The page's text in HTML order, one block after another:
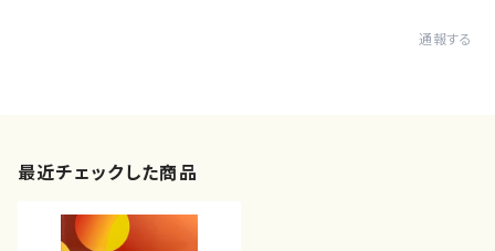
通報する
最近チェックした商品